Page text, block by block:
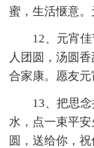
蜜，生活惬意
12、元宵
人团圆，汤圆
合家康。愿友元
13、把思
水，点一束平
圆，送给你，